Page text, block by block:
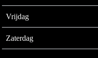
Vrijdag
Zaterdag